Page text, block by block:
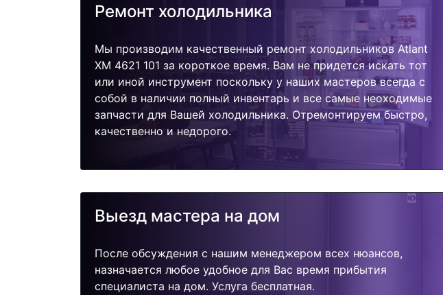
Ремонт холодильника
Мы производим качественный ремонт холодильников Atlant
XM 4621 101 за короткое время. Вам не придется искать тот
или иной инструмент поскольку у наших мастеров всегда с
собой в наличии полный инвентарь и все самые неоходимые
запчасти для Вашей холодильника. Отремонтируем быстро,
качественно и недорого.
Выезд мастера на дом
После обсуждения с нашим менеджером всех нюансов,
назначается любое удобное для Вас время прибытия
специалиста на дом. Услуга бесплатная.